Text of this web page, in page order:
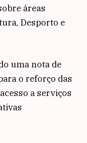
áreas
Desporto e
uma nota de
o reforço das
a serviços